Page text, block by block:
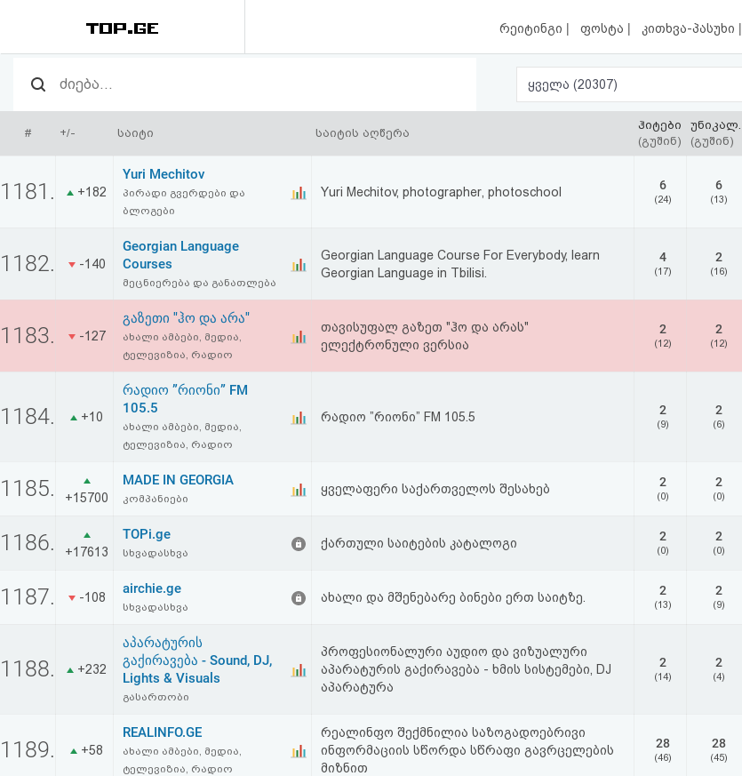
რეიტინგი | ფოსტა | კითხვა-პასუხი |
რეიტინგი
(მთავარი)
ფოსტა
კითხვა-
ავტორიზაცია
რეგისტრაცია
აღდგენა
კოდი
სალიცენზიო
და
პასუხისმგებლობის
უარყოფა
ყველა (20307)
# +/- საიტი საიტის აღწერა
ჰიტები
(გუშინ)
უნიკალ.
(გუშინ)
1181. +182
Yuri Mechitov
პირადი გვერდები და
ბლოგები
Yuri Mechitov, photographer, photoschool 6
(24)
6
(13)
1182. -140
Georgian Language
Courses
მეცნიერება და განათლება
Georgian Language Course For Everybody, learn
Georgian Language in Tbilisi.
4
(17)
2
(16)
1183. -127
გაზეთი "ჰო და არა"
ახალი ამბები, მედია,
ტელევიზია, რადიო
თავისუფალ გაზეთ "ჰო და არას"
ელექტრონული ვერსია
2
(12)
2
(12)
1184. +10
რადიო ”რიონი” FM
105.5
ახალი ამბები, მედია,
ტელევიზია, რადიო
რადიო ”რიონი” FM 105.5 2
(9)
2
(6)
1185. +15700
MADE IN GEORGIA
კომპანიები
ყველაფერი საქართველოს შესახებ 2
(0)
2
(0)
1186. +17613
TOPi.ge
სხვადასხვა
ქართული საიტების კატალოგი 2
(0)
2
(0)
1187. -108
airchie.ge
სხვადასხვა
ახალი და მშენებარე ბინები ერთ საიტზე. 2
(13)
2
(9)
1188. +232
აპარატურის
გაქირავება - Sound, DJ,
Lights & Visuals
გასართობი
პროფესიონალური აუდიო და ვიზუალური
აპარატურის გაქირავება - ხმის სისტემები, DJ
აპარატურა
2
(14)
2
(4)
1189. +58
REALINFO.GE
ახალი ამბები, მედია,
ტელევიზია, რადიო
რეალინფო შექმნილია საზოგადოებრივი
ინფორმაციის სწორდა სწრაფი გავრცელების
მიზნით
28
(46)
28
(45)